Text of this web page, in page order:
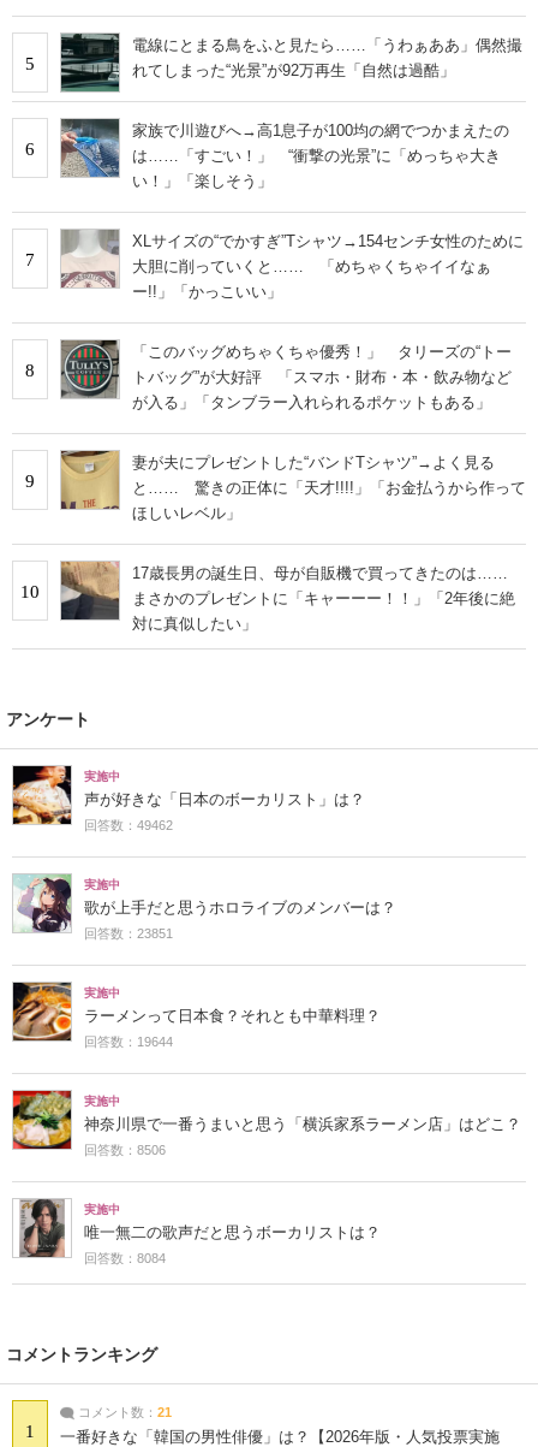
5
電線にとまる鳥をふと見たら……「うわぁああ」偶然撮
れてしまった“光景”が92万再生「自然は過酷」
6
家族で川遊びへ→高1息子が100均の網でつかまえたの
は……「すごい！」 “衝撃の光景”に「めっちゃ大き
い！」「楽しそう」
7
XLサイズの“でかすぎ”Tシャツ→154センチ女性のために
大胆に削っていくと…… 「めちゃくちゃイイなぁ
ー!!」「かっこいい」
8
「このバッグめちゃくちゃ優秀！」 タリーズの“トー
トバッグ”が大好評 「スマホ・財布・本・飲み物など
が入る」「タンブラー入れられるポケットもある」
9
妻が夫にプレゼントした“バンドTシャツ”→よく見る
と…… 驚きの正体に「天才!!!!」「お金払うから作って
ほしいレベル」
10
17歳長男の誕生日、母が自販機で買ってきたのは……
まさかのプレゼントに「キャーーー！！」「2年後に絶
対に真似したい」
アンケート
実施中
声が好きな「日本のボーカリスト」は？
回答数：49462
実施中
歌が上手だと思うホロライブのメンバーは？
回答数：23851
実施中
ラーメンって日本食？それとも中華料理？
回答数：19644
実施中
神奈川県で一番うまいと思う「横浜家系ラーメン店」はどこ？
回答数：8506
実施中
唯一無二の歌声だと思うボーカリストは？
回答数：8084
コメントランキング
1
コメント数： 21
一番好きな「韓国の男性俳優」は？【2026年版・人気投票実施